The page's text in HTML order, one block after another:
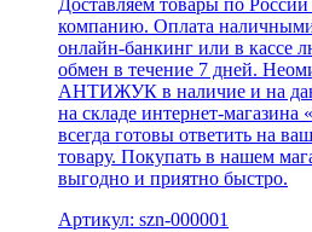
компанию. Оплата
онлайн-банкинг или в кассе
обмен в течение 7 дней.
АНТИЖУК в наличие и на
на складе интернет-
всегда готовы ответить на
товару. Покупать в нашем
выгодно и приятно быстро.
Артикул: szn-000001